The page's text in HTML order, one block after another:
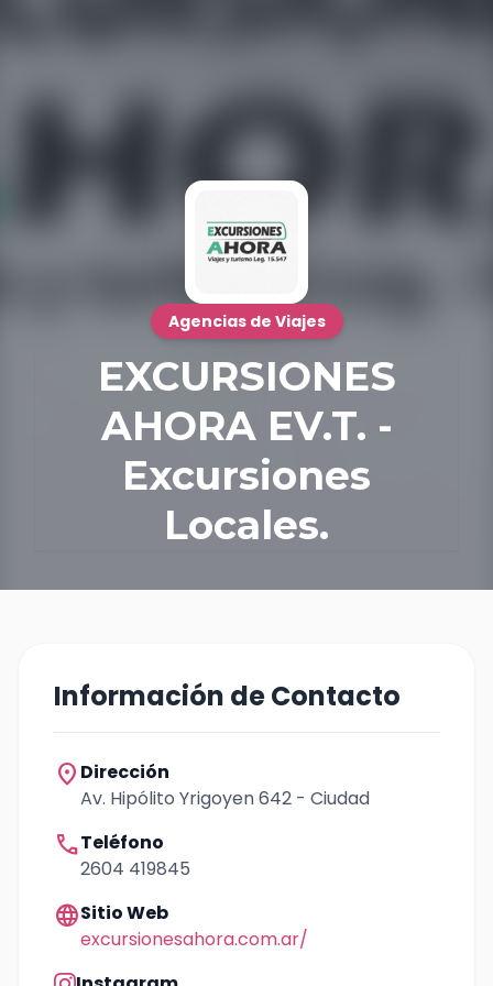
Agencias de Viajes
EXCURSIONES
AHORA EV.T. -
Excursiones
Locales.
Información de Contacto
location_on Dirección
Av. Hipólito Yrigoyen 642 - Ciudad
callTeléfono
2604 419845
languageSitio Web
excursionesahora.com.ar/